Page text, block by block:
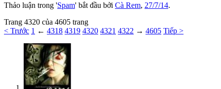
Thảo luận trong 'Spam' bắt đầu bởi Cà Rem, 27/7/14.
Trang 4320 của 4605 trang
< Trước 1 ← 4318 4319 4320 4321 4322 → 4605 Tiếp >